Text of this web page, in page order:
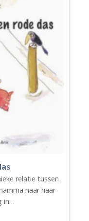
relatie tussen
naar haar
in…